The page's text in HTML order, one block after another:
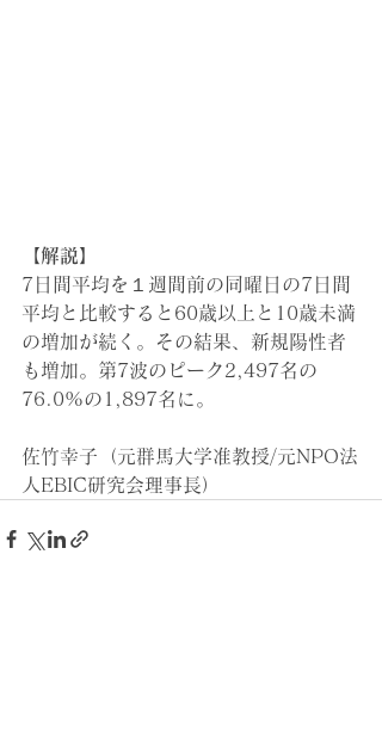
【解説】
7日間平均を１週間前の同曜日の7日間
平均と比較すると60歳以上と10歳未満
の増加が続く。その結果、新規陽性者
も増加。第7波のピーク2,497名の
76.0%の1,897名に。
佐竹幸子（元群馬大学准教授/元NPO法
人EBIC研究会理事長）